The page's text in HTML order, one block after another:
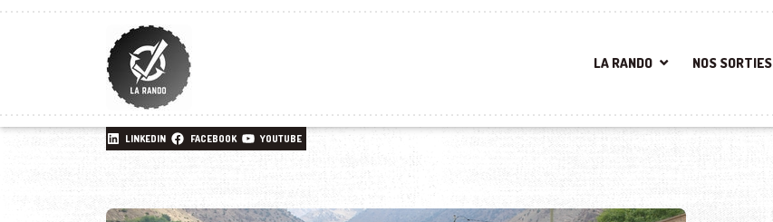
LA RANDO NOS SORTIES
LINKEDIN FACEBOOK YOUTUBE